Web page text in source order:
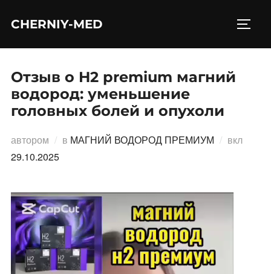
CHERNIY-MED
Отзыв о H2 premium магний
водород: уменьшение
головных болей и опухоли
автором в МАГНИЙ ВОДОРОД ПРЕМИУМ вкл
29.10.2025